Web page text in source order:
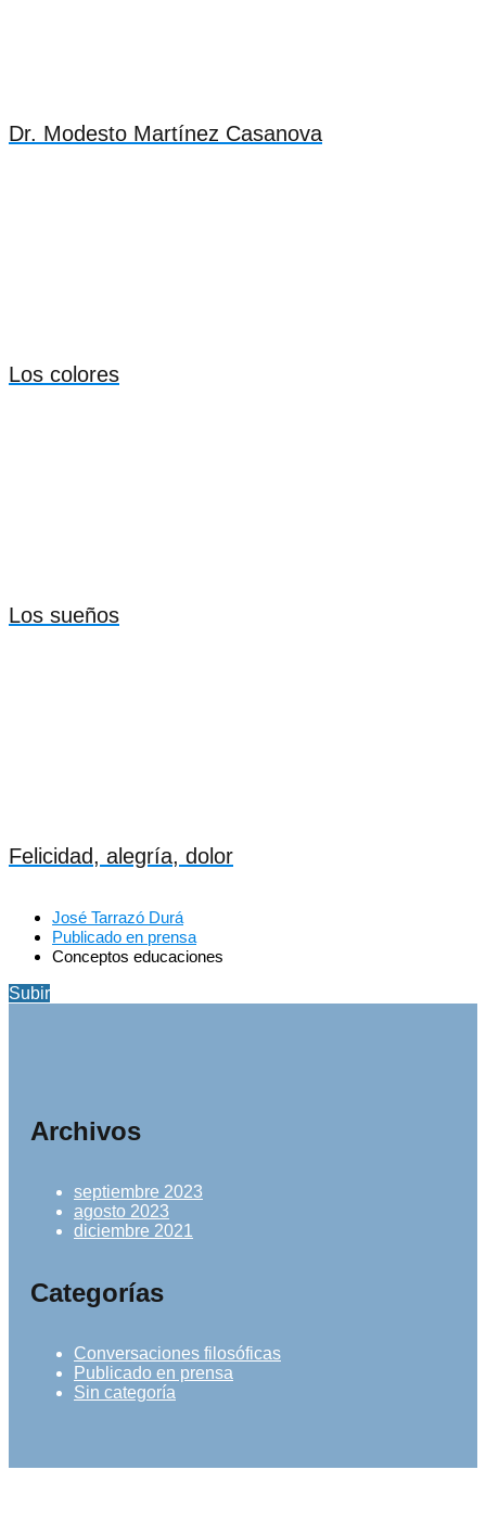
Dr. Modesto Martínez Casanova
Los colores
Los sueños
Felicidad, alegría, dolor
José Tarrazó Durá
Publicado en prensa
Conceptos educaciones
Subir
Archivos
septiembre 2023
agosto 2023
diciembre 2021
Categorías
Conversaciones filosóficas
Publicado en prensa
Sin categoría